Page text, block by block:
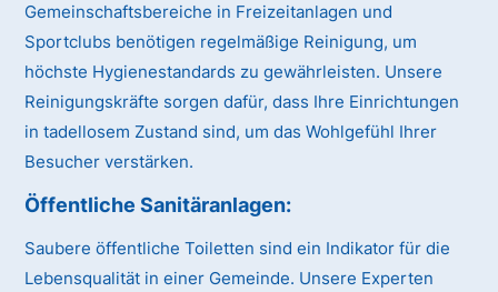
Gemeinschaftsbereiche in Freizeitanlagen und
Sportclubs benötigen regelmäßige Reinigung, um
höchste Hygienestandards zu gewährleisten. Unsere
Reinigungskräfte sorgen dafür, dass Ihre Einrichtungen
in tadellosem Zustand sind, um das Wohlgefühl Ihrer
Besucher verstärken.
Öffentliche Sanitäranlagen:
Saubere öffentliche Toiletten sind ein Indikator für die
Lebensqualität in einer Gemeinde. Unsere Experten